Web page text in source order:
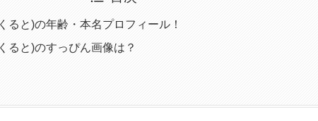
ると)の年齢・本名プロフィール！
ると)のすっぴん画像は？